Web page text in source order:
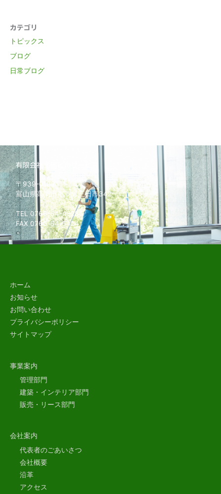
カテゴリ
トピックス
ブログ
日常ブログ
有限会社北砺ビルサービス
〒939-0102
富山県高岡市福岡町三日市342
TEL 0766-64-4528
FAX 0766-64-5424
ホーム
お知らせ
お問い合わせ
プライバシーポリシー
サイトマップ
事業案内
管理部門
建築・インテリア部門
販売・リース部門
会社案内
代表者のごあいさつ
会社概要
沿革
アクセス